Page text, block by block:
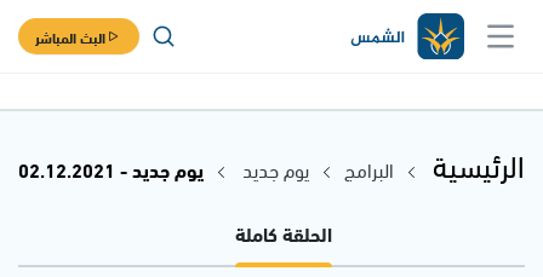
البث المباشر
الرئيسية البرامج يوم جديد
يوم جديد - 02.12.2021
الحلقة كاملة